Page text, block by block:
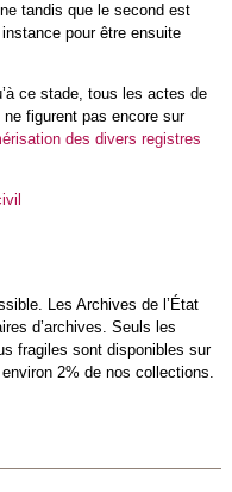
tandis que le second est
pour être ensuite
ce stade, tous les actes de
figurent pas encore sur
des divers registres
Les Archives de l’État
d’archives. Seuls les
fragiles sont disponibles sur
2% de nos collections.